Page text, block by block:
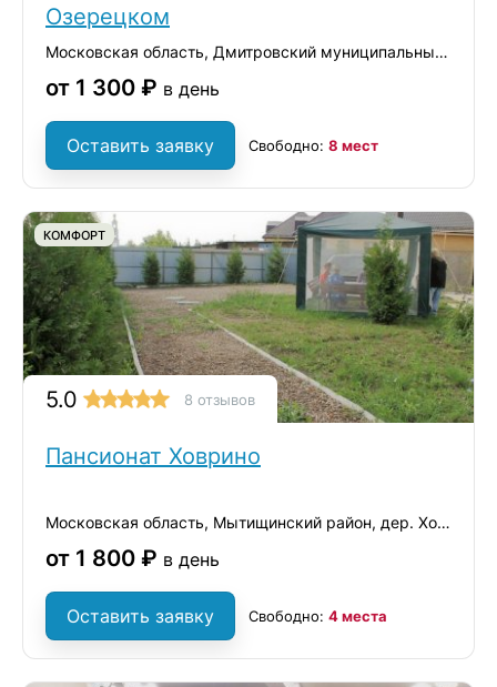
Озерецком
Московская область, Дмитровский муниципальный округ, село Озерецкое, вл1с1
от 1 300 ₽ в день
Оставить заявку Свободно: 8 мест
КОМФОРТ
5.0 8 отзывов
Пансионат Ховрино
Московская область, Мытищинский район, дер. Ховрино
от 1 800 ₽ в день
Оставить заявку Свободно: 4 места